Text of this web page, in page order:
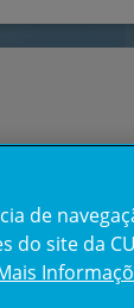
de
site da